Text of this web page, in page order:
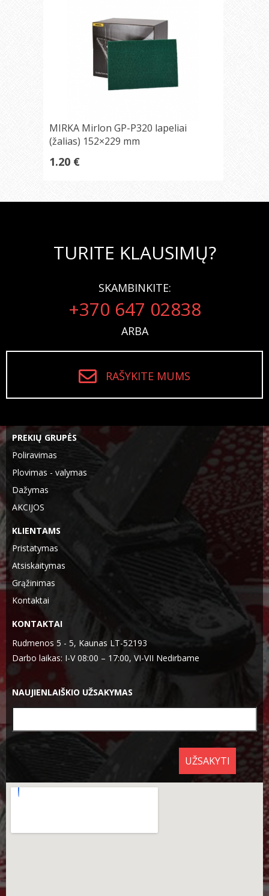
MIRKA Mirlon GP-P320 lapeliai
(žalias) 152×229 mm
1.20 €
TURITE KLAUSIMŲ?
SKAMBINKITE:
+370 647 02838
ARBA
RAŠYKITE MUMS
PREKIŲ GRUPĖS
Poliravimas
Plovimas - valymas
Dažymas
AKCIJOS
KLIENTAMS
Pristatymas
Atsiskaitymas
Grąžinimas
Kontaktai
KONTAKTAI
Rudmenos 5 - 5, Kaunas LT-52193
Darbo laikas: I-V 08:00 – 17:00, VI-VII Nedirbame
NAUJIENLAIŠKIO UŽSAKYMAS
UŽSAKYTI